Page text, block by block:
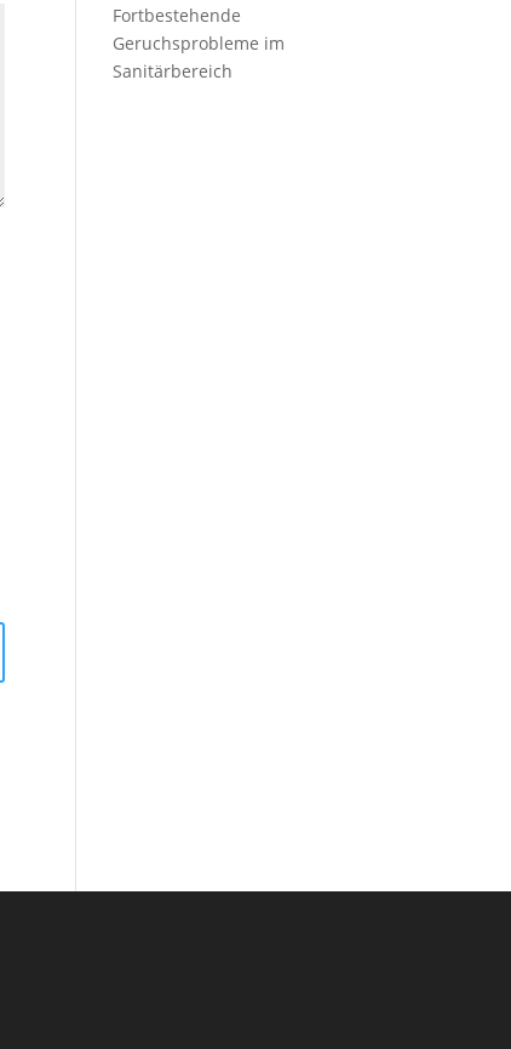
Fortbestehende
Geruchsprobleme im
Sanitärbereich